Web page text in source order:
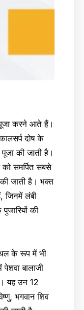
पूजा करने आते हैं।
दोष के
की जाती है।
को समर्पित सबसे
की जाती है। भक्त
जिनमें लंबी
की
के रूप में भी
पेशवा बालाजी
यह उन 12
भगवान शिव